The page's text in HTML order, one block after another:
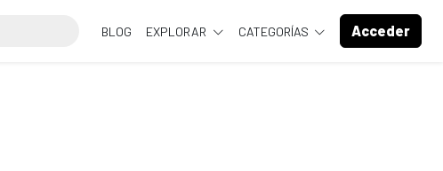
BLOG EXPLORAR CATEGORÍAS Acceder